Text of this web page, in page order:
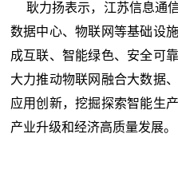
耿力扬表示，江苏信息通
数据中心、物联网等基础设
成互联、智能绿色、安全可
大力推动物联网融合大数据
应用创新，挖掘探索智能生
产业升级和经济高质量发展。